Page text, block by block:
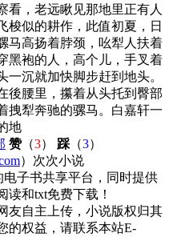
看，老远瞅见那地里正有人
梭似的耕作，此值初夏，日
马高扬着脖颈，吆犁人扶着
黑袍的人，高个儿，手叉着
沉就加快脚步赶到地头。
後腰里，攥着从头托到臀部
拽犁奔驰的骡马。白嘉轩一
地
赞（3） 踩 （3）
）次次小说
电子书共享平台，同时提供
读和txt免费下载！
友自主上传，小说版权归其
的权益，请联系本站E-